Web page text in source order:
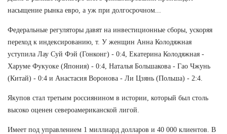
насыщение рынка евро, а уж при долгосрочном...
Федеральные регуляторы давят на инвестиционные сборы, ускоряя
переход к индексированию, т. У женщин Анна Колодяжная
уступила Лау Суй Фэй (Гонконг) - 0:4, Екатерина Колодяжная -
Харуме Фукуоке (Япония) - 0:4, Наталья Большакова - Гао Чжунь
(Китай) - 0:4 и Анастасия Воронова - Ли Цзянь (Польша) - 2:4.
Якупов стал третьим россиянином в истории, который был столь
высоко оценен североамериканской лигой.
Имеет под управлением 1 миллиард долларов и 40 000 клиентов. В